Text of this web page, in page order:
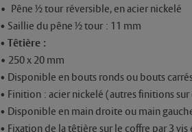
• Pêne ½ tour réversible, en acier nickelé
• Saillie du pêne ½ tour : 11 mm
• Têtière :
• 250 x 20 mm
• Disponible en bouts ronds ou bouts
• Finition : acier nickelé (autres finitions
• Disponible en main droite ou main
• Fixation de la têtière sur le coffre par 3 vis